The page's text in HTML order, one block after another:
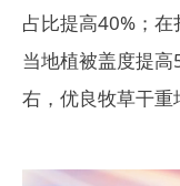
占比提高40%；
当地植被盖度提
右，优良牧草干重